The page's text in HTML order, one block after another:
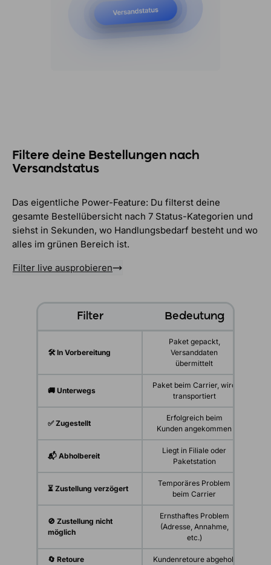
Filtere deine Bestellungen nach
Versandstatus
Das eigentliche Power-Feature: Du filterst deine
gesamte Bestellübersicht nach 7 Status-Kategorien und
siehst in Sekunden, wo Handlungsbedarf besteht und wo
alles im grünen Bereich ist.
Filter live ausprobieren
Filter Bedeutung
🛠️ In Vorbereitung
Paket gepackt,
Versanddaten
übermittelt
🚚 Unterwegs
Paket beim Carrier, wird
transportiert
✅ Zugestellt
Erfolgreich beim
Kunden angekommen
📬 Abholbereit
Liegt in Filiale oder
Paketstation
⏳ Zustellung verzögert
Temporäres Problem
beim Carrier
🚫 Zustellung nicht
möglich
Ernsthaftes Problem
(Adresse, Annahme,
etc.)
🔄 Retoure Kundenretoure abgeholt